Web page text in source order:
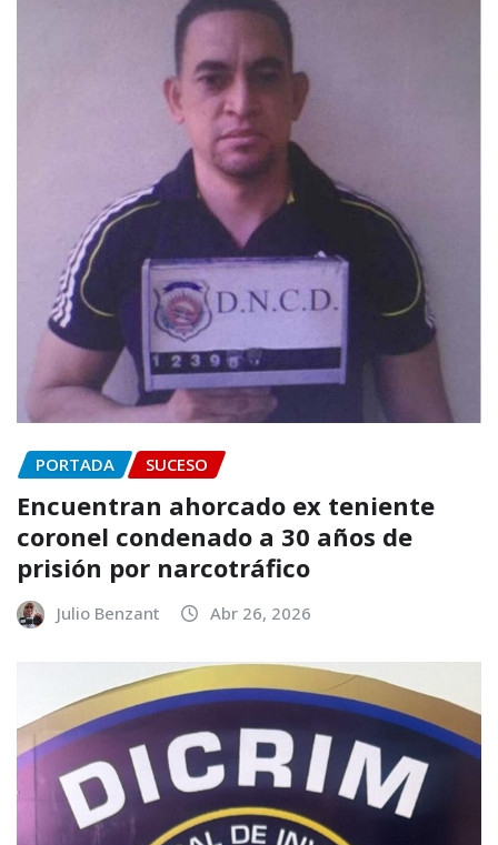
PORTADA SUCESO
Encuentran ahorcado ex teniente
coronel condenado a 30 años de
prisión por narcotráfico
Julio Benzant Abr 26, 2026